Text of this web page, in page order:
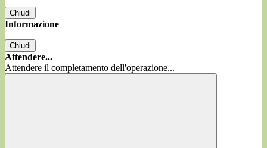
Chiudi
Informazione
Chiudi
Attendere...
Attendere il completamento dell'operazione...